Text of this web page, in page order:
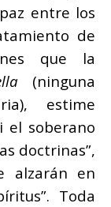
entre los
de
que la
(ninguna
estime
el soberano
doctrinas”,
alzarán en
Toda